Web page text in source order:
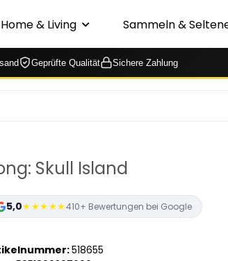
Home & Living Sammeln &
Geprüfte Qualität Sichere Zahlung
Skull Island
5,0★★★★★410+ Bewertungen bei Google
518655